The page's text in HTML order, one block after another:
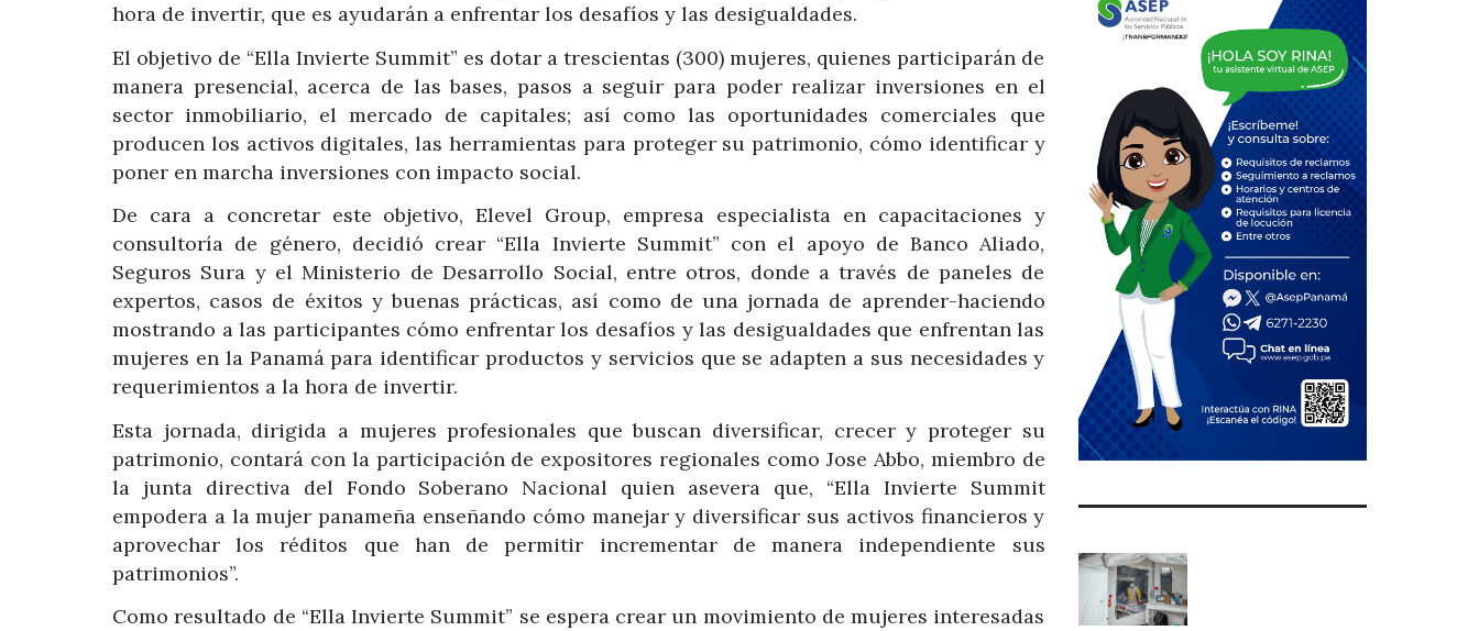
hora de invertir, que es ayudarán a enfrentar los desafíos y las desigualdades.
El objetivo de “Ella Invierte Summit” es dotar a trescientas (300) mujeres, quienes participarán de
manera presencial, acerca de las bases, pasos a seguir para poder realizar inversiones en el
sector inmobiliario, el mercado de capitales; así como las oportunidades comerciales que
producen los activos digitales, las herramientas para proteger su patrimonio, cómo identificar y
poner en marcha inversiones con impacto social.
De cara a concretar este objetivo, Elevel Group, empresa especialista en capacitaciones y
consultoría de género, decidió crear “Ella Invierte Summit” con el apoyo de Banco Aliado,
Seguros Sura y el Ministerio de Desarrollo Social, entre otros, donde a través de paneles de
expertos, casos de éxitos y buenas prácticas, así como de una jornada de aprender-haciendo
mostrando a las participantes cómo enfrentar los desafíos y las desigualdades que enfrentan las
mujeres en la Panamá para identificar productos y servicios que se adapten a sus necesidades y
requerimientos a la hora de invertir.
Esta jornada, dirigida a mujeres profesionales que buscan diversificar, crecer y proteger su
patrimonio, contará con la participación de expositores regionales como Jose Abbo, miembro de
la junta directiva del Fondo Soberano Nacional quien asevera que, “Ella Invierte Summit
empodera a la mujer panameña enseñando cómo manejar y diversificar sus activos financieros y
aprovechar los réditos que han de permitir incrementar de manera independiente sus
patrimonios”.
Como resultado de “Ella Invierte Summit” se espera crear un movimiento de mujeres interesadas